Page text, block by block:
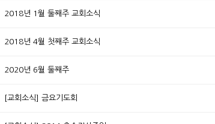
2018년 1월 둘째주 교회소식
2018년 4월 첫째주 교회소식
2020년 6월 둘째주
[교회소식] 금요기도회